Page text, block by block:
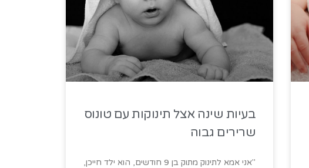
בעיות שינה אצל תינוקות עם טונוס
שרירים גבוה
"אני אמא לתינוק מתוק בן 9 חודשים, הוא ילד חייכן,